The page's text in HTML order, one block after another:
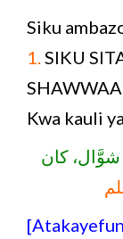
Siku
1. SIKU
Kwa kauli
كان